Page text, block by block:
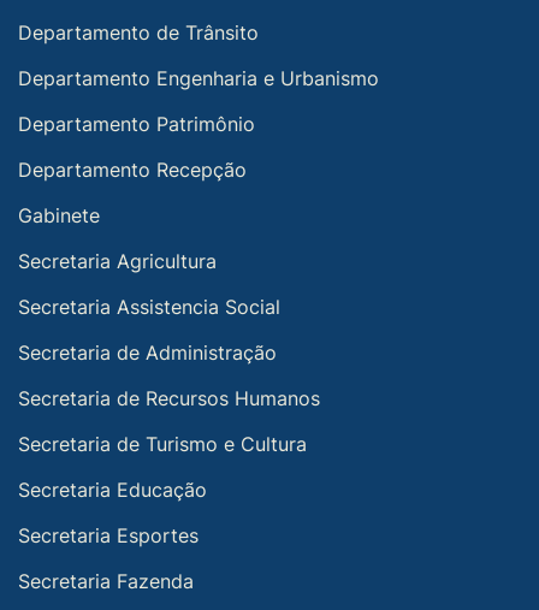
Departamento de Trânsito
Departamento Engenharia e Urbanismo
Departamento Patrimônio
Departamento Recepção
Gabinete
Secretaria Agricultura
Secretaria Assistencia Social
Secretaria de Administração
Secretaria de Recursos Humanos
Secretaria de Turismo e Cultura
Secretaria Educação
Secretaria Esportes
Secretaria Fazenda